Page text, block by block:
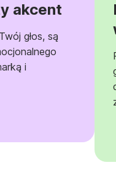
akcent
głos, są
i